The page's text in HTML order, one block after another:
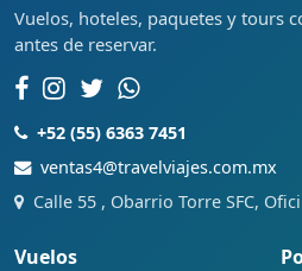
Vuelos, hoteles, paquetes y tours
antes de reservar.
+52 (55) 6363 7451
ventas4@travelviajes.com.mx
Calle 55 , Obarrio Torre SFC,
Vuelos